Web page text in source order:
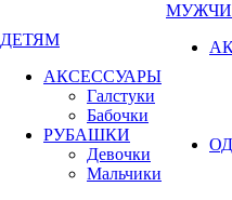
ДЕТЯМ
АКСЕССУАРЫ
Галстуки
Бабочки
РУБАШКИ
Девочки
Мальчики